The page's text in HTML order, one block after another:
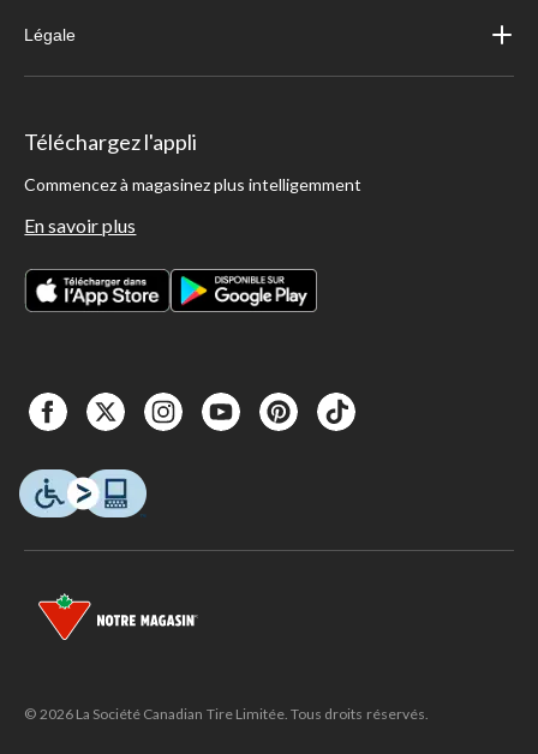
Légale
Téléchargez l'appli
Commencez à magasinez plus intelligemment
En savoir plus
© 2026 La Société Canadian Tire Limitée. Tous droits réservés.